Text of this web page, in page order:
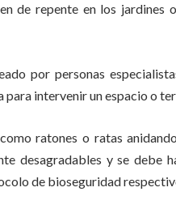
de repente en los jardines
por personas
intervenir un espacio o
ratones o ratas
desagradables y se debe
de bioseguridad